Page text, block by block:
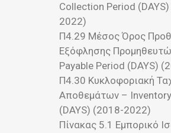
Collection Period
2022)
Π4.29 Μέσος Όρος
Εξόφλησης
Payable Period (DAYS)
Π4.30 Κυκλοφοριακή
Αποθεμάτων –
(DAYS) (2018-2022)
Πίνακας 5.1 Εμπορικό